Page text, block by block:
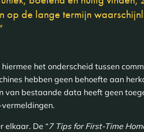
op de lange termijn
het onderscheid tussen
hebben geen behoefte aan
bestaande data heeft geen
elkaar. De “7 Tips for First-Time